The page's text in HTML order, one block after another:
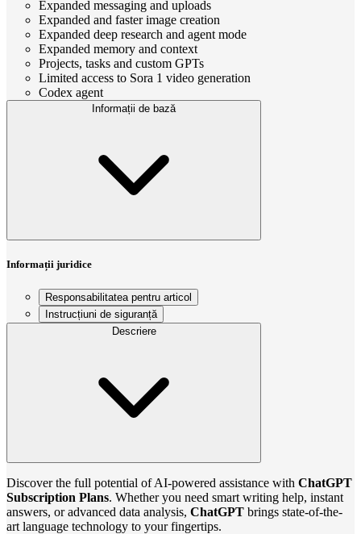
Expanded messaging and uploads
Expanded and faster image creation
Expanded deep research and agent mode
Expanded memory and context
Projects, tasks and custom GPTs
Limited access to Sora 1 video generation
Codex agent
Informații de bază
Informații juridice
Responsabilitatea pentru articol
Instrucțiuni de siguranță
Descriere
Discover the full potential of AI-powered assistance with ChatGPT
Subscription Plans. Whether you need smart writing help, instant
answers, or advanced data analysis, ChatGPT brings state-of-the-
art language technology to your fingertips.